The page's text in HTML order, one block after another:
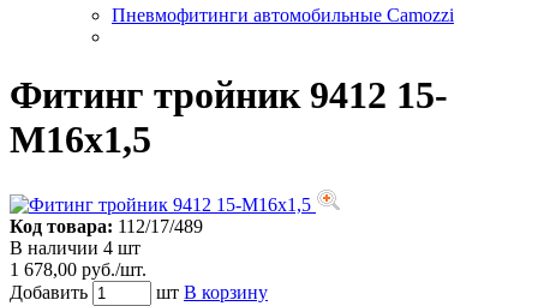
Пневмофитинги автомобильные Camozzi
Фитинг тройник 9412 15-
M16x1,5
Код товара: 112/17/489
В наличии 4 шт
1 678,00 руб./шт.
Добавить
шт В корзину